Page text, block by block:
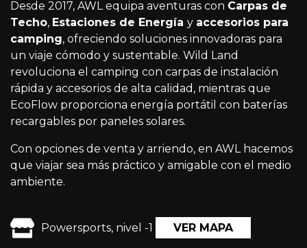
Desde 2017, AWL equipa aventuras con Carpas de
Techo, Estaciones de Energía y accesorios para
camping, ofreciendo soluciones innovadoras para
un viaje cómodo y sustentable. Wild Land
revoluciona el camping con carpas de instalación
rápida y accesorios de alta calidad, mientras que
EcoFlow proporciona energía portátil con baterías
recargables por paneles solares.
Con opciones de venta y arriendo, en AWL hacemos
que viajar sea más práctico y amigable con el medio
ambiente.
Powersports, nivel -1 VER MAPA